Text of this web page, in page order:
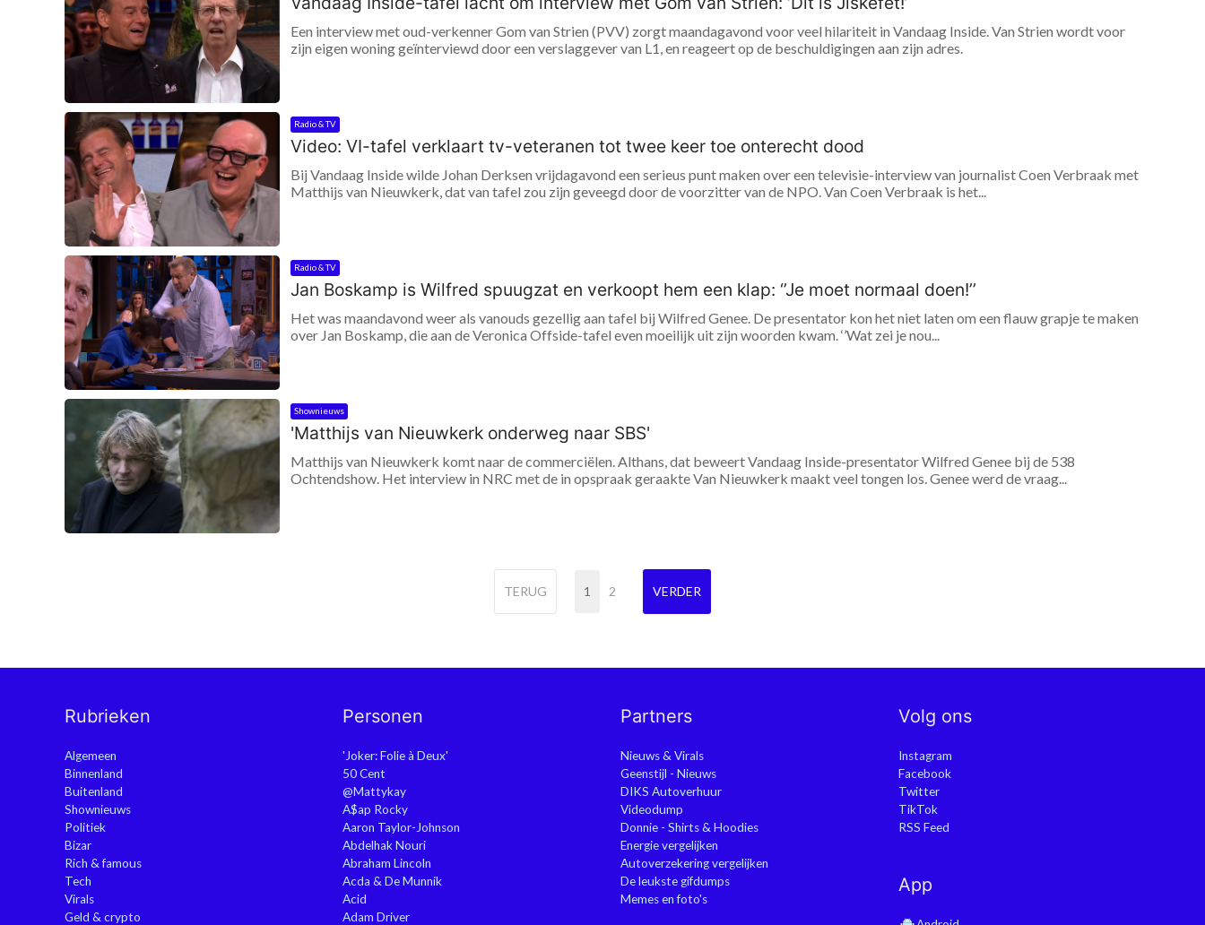
Een interview met oud-verkenner Gom van Strien (PVV) zorgt maandagavond voor veel hilariteit in Vandaag Inside. Van Strien wordt voor
zijn eigen woning geïnterviewd door een verslaggever van L1, en reageert op de beschuldigingen aan zijn adres.
Radio & TV
Video: VI-tafel verklaart tv-veteranen tot twee keer toe onterecht dood
Bij Vandaag Inside wilde Johan Derksen vrijdagavond een serieus punt maken over een televisie-interview van journalist Coen Verbraak met
Matthijs van Nieuwkerk, dat van tafel zou zijn geveegd door de voorzitter van de NPO. Van Coen Verbraak is het...
Radio & TV
Jan Boskamp is Wilfred spuugzat en verkoopt hem een klap: ‘’Je moet normaal doen!’’
Het was maandavond weer als vanouds gezellig aan tafel bij Wilfred Genee. De presentator kon het niet laten om een flauw grapje te maken
over Jan Boskamp, die aan de Veronica Offside-tafel even moeilijk uit zijn woorden kwam. ‘’Wat zei je nou...
Shownieuws
'Matthijs van Nieuwkerk onderweg naar SBS'
Matthijs van Nieuwkerk komt naar de commerciëlen. Althans, dat beweert Vandaag Inside-presentator Wilfred Genee bij de 538
Ochtendshow. Het interview in NRC met de in opspraak geraakte Van Nieuwkerk maakt veel tongen los. Genee werd de vraag...
TERUG 1 2 VERDER
Rubrieken
Algemeen
Binnenland
Buitenland
Shownieuws
Politiek
Bizar
Rich & famous
Tech
Virals
Geld & crypto
Personen
'Joker: Folie à Deux'
50 Cent
@Mattykay
A$ap Rocky
Aaron Taylor-Johnson
Abdelhak Nouri
Abraham Lincoln
Acda & De Munnik
Acid
Adam Driver
Partners
Nieuws & Virals
Geenstijl - Nieuws
DIKS Autoverhuur
Videodump
Donnie - Shirts & Hoodies
Energie vergelijken
Autoverzekering vergelijken
De leukste gifdumps
Memes en foto's
Volg ons
Instagram
Facebook
Twitter
TikTok
RSS Feed
App